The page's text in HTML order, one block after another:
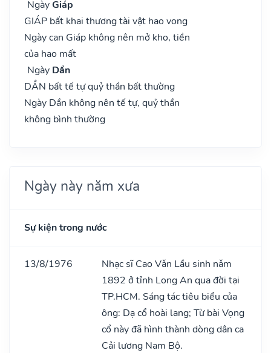
NgàyGiáp
GIÁP bất khai thương tài vật hao vong
Ngày can Giáp không nên mở kho, tiền
của hao mất
Ngày Dần
DẦN bất tế tự quỷ thần bất thường
Ngày Dần không nên tế tự, quỷ thần
không bình thường
Ngày này năm xưa
Sự kiện trong nước
13/8/1976
Nhạc sĩ Cao Vǎn Lầu sinh nǎm
1892 ở tỉnh Long An qua đời tại
TP.HCM. Sáng tác tiêu biểu của
ông: Dạ cổ hoài lang; Từ bài Vọng
cổ này đã hình thành dòng dân ca
Cải lương Nam Bộ.